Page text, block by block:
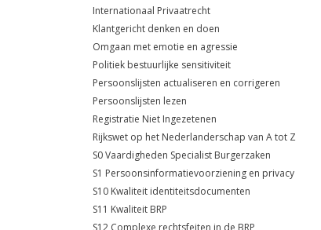
Internationaal Privaatrecht
Klantgericht denken en doen
Omgaan met emotie en agressie
Politiek bestuurlijke sensitiviteit
Persoonslijsten actualiseren en corrigeren
Persoonslijsten lezen
Registratie Niet Ingezetenen
Rijkswet op het Nederlanderschap van A tot Z
S0 Vaardigheden Specialist Burgerzaken
S1 Persoonsinformatievoorziening en privacy
S10 Kwaliteit identiteitsdocumenten
S11 Kwaliteit BRP
S12 Complexe rechtsfeiten in de BRP